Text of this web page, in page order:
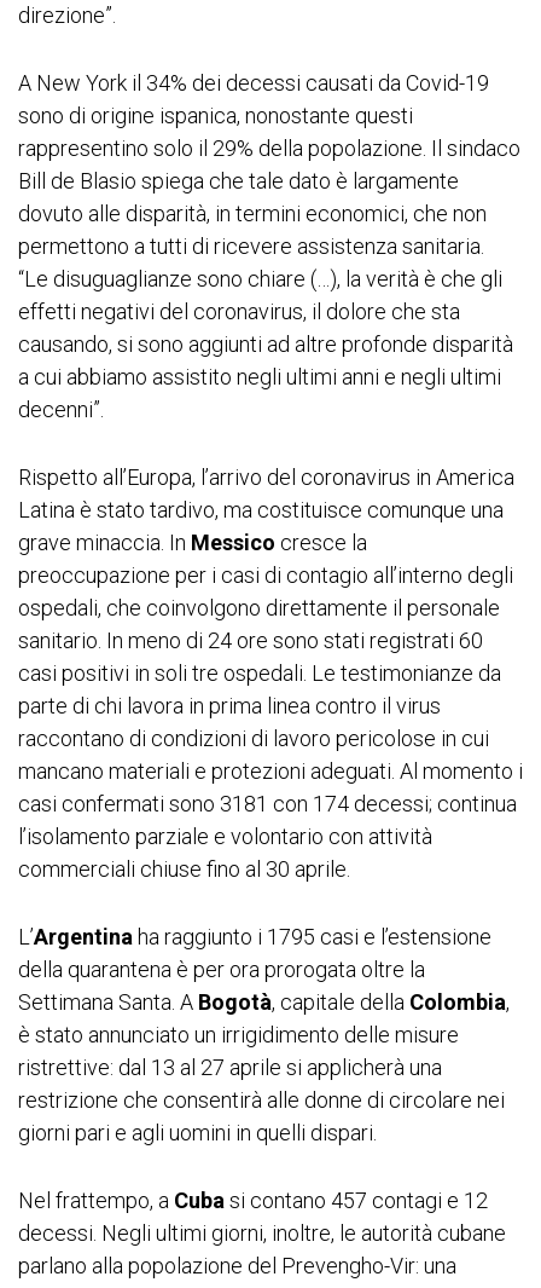
direzione”.
A New York il 34% dei decessi causati da Covid-19
sono di origine ispanica, nonostante questi
rappresentino solo il 29% della popolazione. Il sindaco
Bill de Blasio spiega che tale dato è largamente
dovuto alle disparità, in termini economici, che non
permettono a tutti di ricevere assistenza sanitaria.
“Le disuguaglianze sono chiare (…), la verità è che gli
effetti negativi del coronavirus, il dolore che sta
causando, si sono aggiunti ad altre profonde disparità
a cui abbiamo assistito negli ultimi anni e negli ultimi
decenni”.
Rispetto all’Europa, l’arrivo del coronavirus in America
Latina è stato tardivo, ma costituisce comunque una
grave minaccia. In Messico cresce la
preoccupazione per i casi di contagio all’interno degli
ospedali, che coinvolgono direttamente il personale
sanitario. In meno di 24 ore sono stati registrati 60
casi positivi in soli tre ospedali. Le testimonianze da
parte di chi lavora in prima linea contro il virus
raccontano di condizioni di lavoro pericolose in cui
mancano materiali e protezioni adeguati. Al momento i
casi confermati sono 3181 con 174 decessi; continua
l’isolamento parziale e volontario con attività
commerciali chiuse fino al 30 aprile.
L’Argentina ha raggiunto i 1795 casi e l’estensione
della quarantena è per ora prorogata oltre la
Settimana Santa. A Bogotà, capitale della Colombia,
è stato annunciato un irrigidimento delle misure
ristrettive: dal 13 al 27 aprile si applicherà una
restrizione che consentirà alle donne di circolare nei
giorni pari e agli uomini in quelli dispari.
Nel frattempo, a Cuba si contano 457 contagi e 12
decessi. Negli ultimi giorni, inoltre, le autorità cubane
parlano alla popolazione del Prevengho-Vir: una